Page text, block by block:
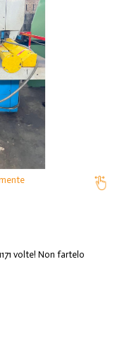
volte! Non fartelo